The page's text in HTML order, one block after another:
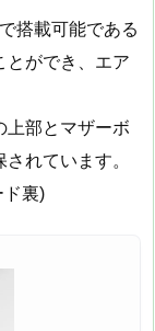
搭載可能である
とができ、エア
上部とマザーボ
れています。
ド裏)